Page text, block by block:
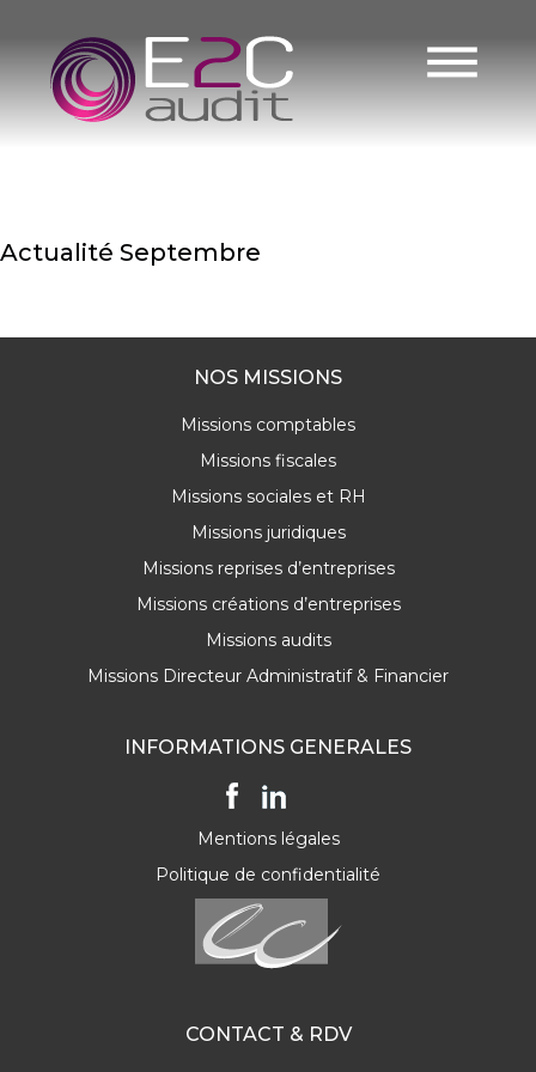
content
26
septembre
2025
Actualité Septembre
NOS MISSIONS
Missions comptables
Missions fiscales
Missions sociales et RH
Missions juridiques
Missions reprises d’entreprises
Missions créations d’entreprises
Missions audits
Missions Directeur Administratif & Financier
INFORMATIONS GENERALES
Mentions légales
Politique de confidentialité
CONTACT & RDV